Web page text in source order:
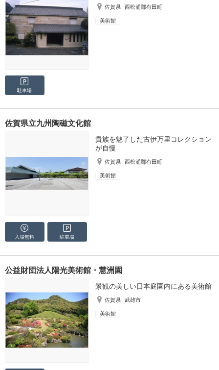
佐賀県 西松浦郡有田町
美術館
駐車場
佐賀県立九州陶磁文化館
貴族を魅了した古伊万里コレクション
が自慢
佐賀県 西松浦郡有田町
美術館
入場無料 駐車場
公益財団法人陽光美術館・慧洲園
景観の美しい日本庭園内にある美術館
佐賀県 武雄市
美術館